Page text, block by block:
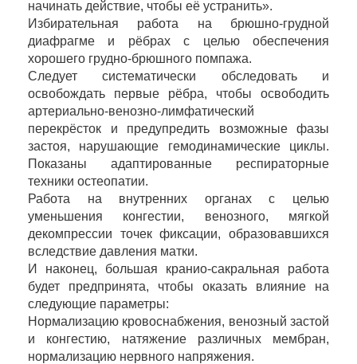
начинать действие, чтобы её устранить».
Избирательная работа на брюшно-грудной
диафрагме и рёбрах с целью обеспечения
хорошего грудно-брюшного помпажа.
Следует систематически обследовать и
освобождать первые рёбра, чтобы освободить
артериально-венозно-лимфатический
перекрёсток и предупредить возможные фазы
застоя, нарушающие гемодинамические циклы.
Показаны адаптированные респираторные
техники остеопатии.
Работа на внутренних органах с целью
уменьшения конгестии, венозного, мягкой
декомпрессии точек фиксации, образовавшихся
вследствие давления матки.
И наконец, большая кранио-сакральная работа
будет предпринята, чтобы оказать влияние на
следующие параметры:
Нормализацию кровоснабжения, венозный застой
и конгестию, натяжение различных мембран,
нормализацию нервного напряжения.